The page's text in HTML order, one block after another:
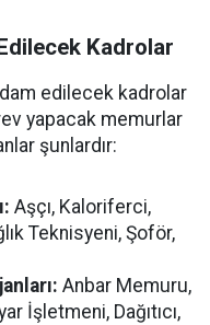
Kadrolar
edilecek kadrolar
yapacak memurlar
şunlardır:
Aşçı, Kaloriferci,
Teknisyeni, Şoför,
Anbar Memuru,
İşletmeni, Dağıtıcı,